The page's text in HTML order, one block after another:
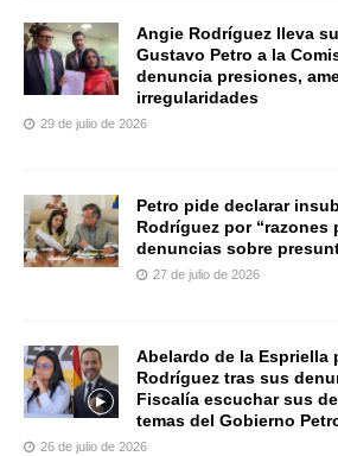
Angie Rodríguez lleva
Gustavo Petro a la
denuncia presiones,
irregularidades
29 de julio de 2026
Petro pide declarar
Rodríguez por “razones
denuncias sobre
27 de julio de 2026
Abelardo de la Espriella
Rodríguez tras sus
Fiscalía escuchar sus
temas del Gobierno
26 de julio de 2026